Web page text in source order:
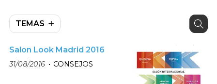
TEMAS
Salon Look Madrid 2016
31/08/2016 CONSEJOS